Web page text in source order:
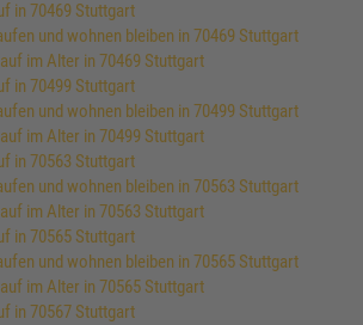
in 70469 Stuttgart
und wohnen bleiben in 70469 Stuttgart
im Alter in 70469 Stuttgart
in 70499 Stuttgart
und wohnen bleiben in 70499 Stuttgart
im Alter in 70499 Stuttgart
in 70563 Stuttgart
und wohnen bleiben in 70563 Stuttgart
im Alter in 70563 Stuttgart
in 70565 Stuttgart
und wohnen bleiben in 70565 Stuttgart
im Alter in 70565 Stuttgart
in 70567 Stuttgart